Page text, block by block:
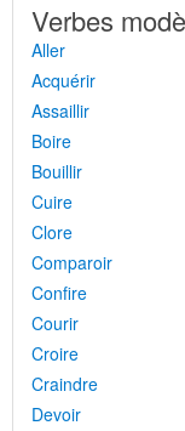
Verbes
Aller
Acquérir
Assaillir
Boire
Bouillir
Cuire
Clore
Comparoir
Confire
Courir
Croire
Craindre
Devoir